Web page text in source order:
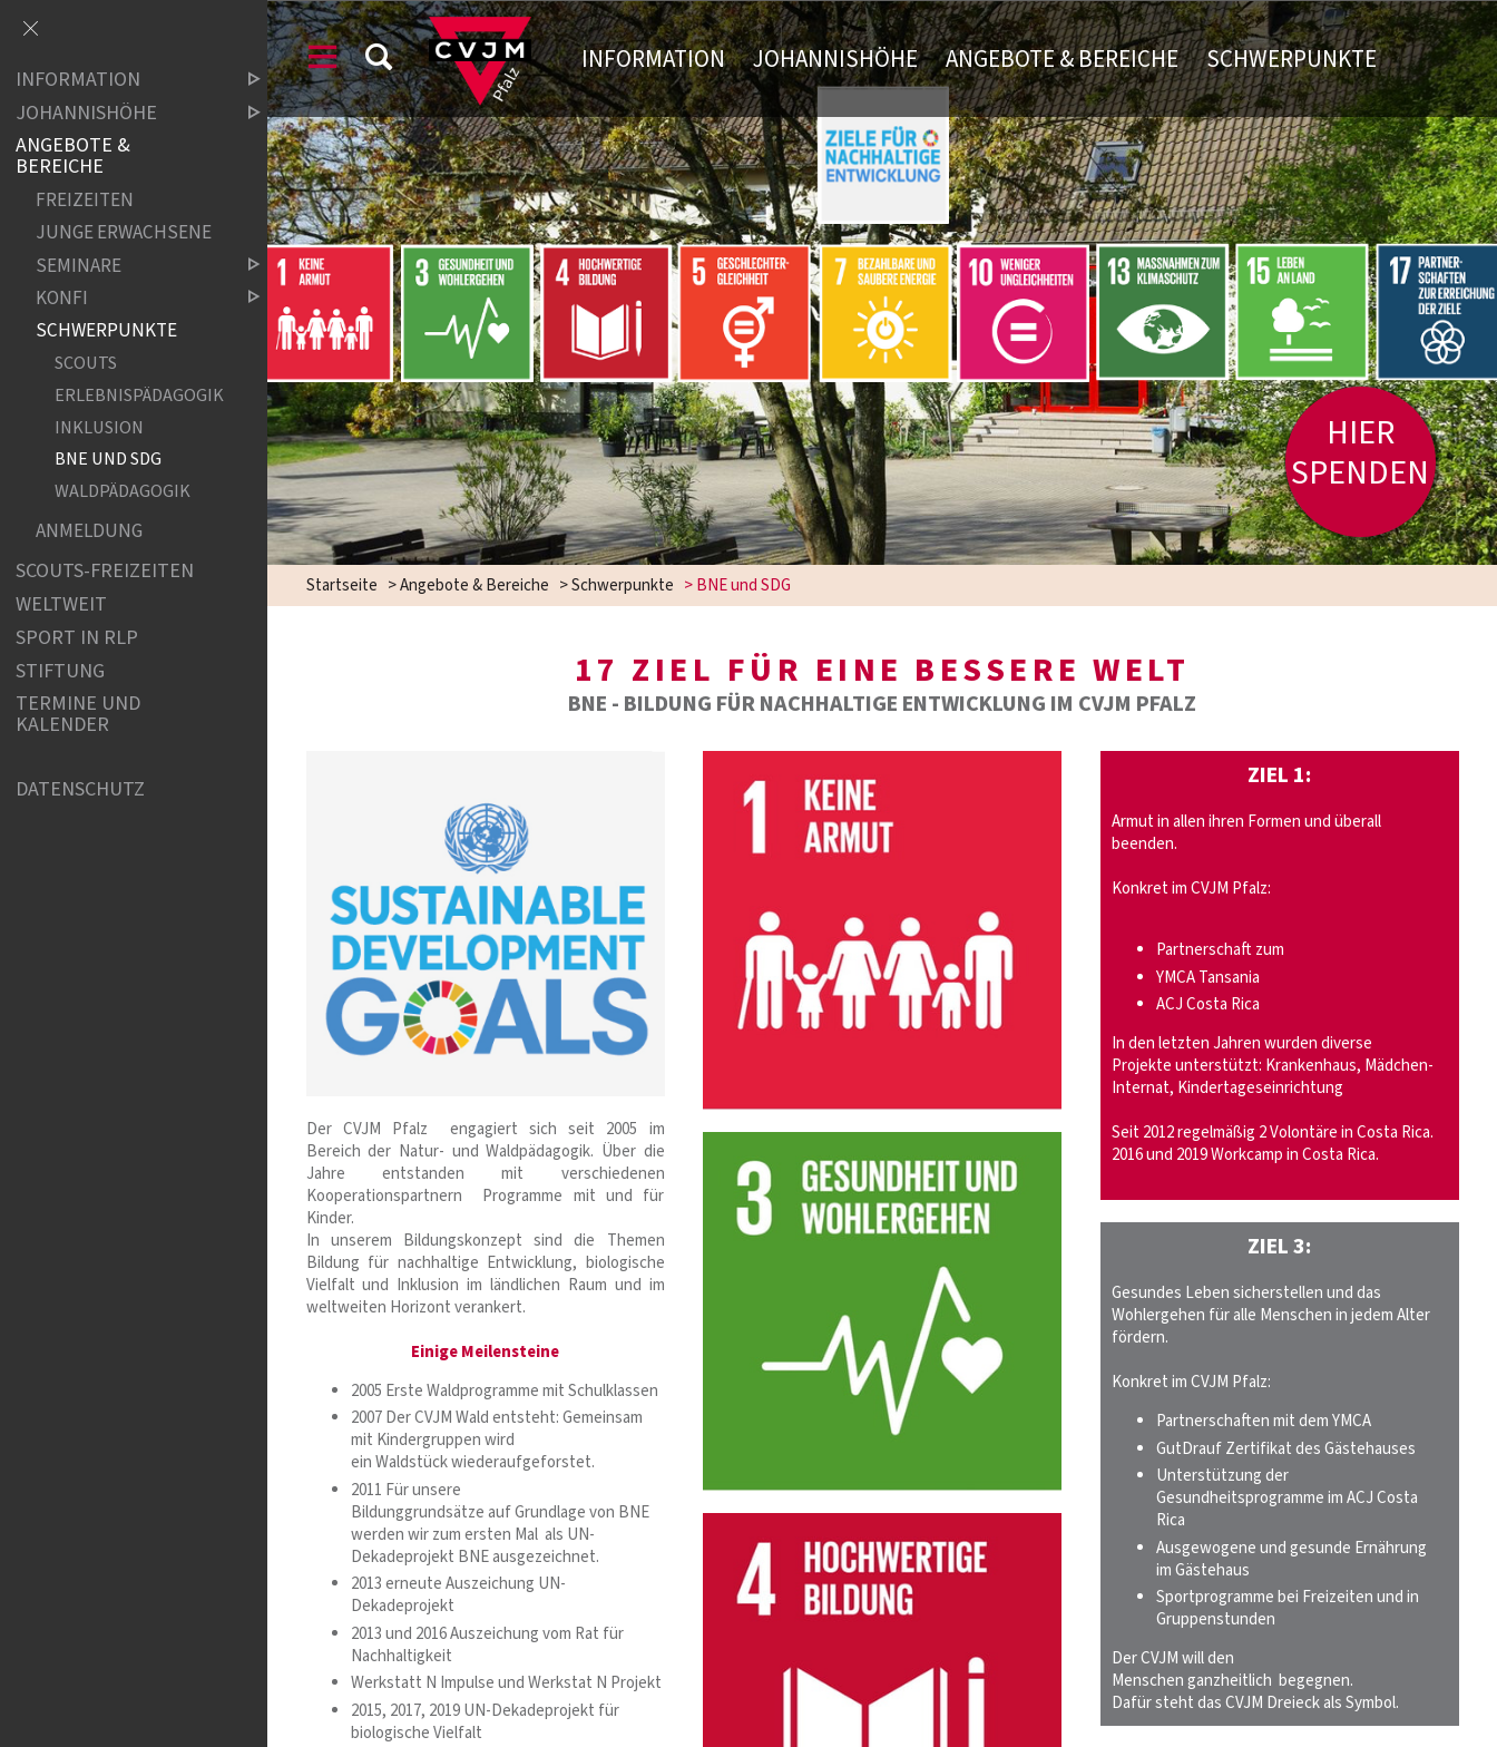
INFORMATION JOHANNISHÖHE ANGEBOTE & BEREICHE SCHWERPUNKTE
HIER
SPENDEN
Startseite >Angebote & Bereiche >Schwerpunkte >BNE und SDG
17 ZIEL FÜR EINE BESSERE WELT
BNE - BILDUNG FÜR NACHHALTIGE ENTWICKLUNG IM CVJM PFALZ
Der CVJM Pfalz engagiert sich seit 2005 im
Bereich der Natur- und Waldpädagogik. Über die
Jahre entstanden mit verschiedenen
Kooperationspartnern Programme mit und für
Kinder.
In unserem Bildungskonzept sind die Themen
Bildung für nachhaltige Entwicklung, biologische
Vielfalt und Inklusion im ländlichen Raum und im
weltweiten Horizont verankert.
Einige Meilensteine
2005 Erste Waldprogramme mit Schulklassen
2007 Der CVJM Wald entsteht: Gemeinsam
mit Kindergruppen wird
ein Waldstück wiederaufgeforstet.
2011 Für unsere
Bildunggrundsätze auf Grundlage von BNE
werden wir zum ersten Mal als UN-
Dekadeprojekt BNE ausgezeichnet.
2013 erneute Auszeichung UN-
Dekadeprojekt
2013 und 2016 Auszeichung vom Rat für
Nachhaltigkeit
Werkstatt N Impulse und Werkstat N Projekt
2015, 2017, 2019 UN-Dekadeprojekt für
biologische Vielfalt
ZIEL 1:
Armut in allen ihren Formen und überall
beenden.
Konkret im CVJM Pfalz:
Partnerschaft zum
YMCA Tansania
ACJ Costa Rica
In den letzten Jahren wurden diverse
Projekte unterstützt: Krankenhaus, Mädchen-
Internat, Kindertageseinrichtung
Seit 2012 regelmäßig 2 Volontäre in Costa Rica.
2016 und 2019 Workcamp in Costa Rica.
ZIEL 3:
Gesundes Leben sicherstellen und das
Wohlergehen für alle Menschen in jedem Alter
fördern.
Konkret im CVJM Pfalz:
Partnerschaften mit dem YMCA
GutDrauf Zertifikat des Gästehauses
Unterstützung der
Gesundheitsprogramme im ACJ Costa
Rica
Ausgewogene und gesunde Ernährung
im Gästehaus
Sportprogramme bei Freizeiten und in
Gruppenstunden
Der CVJM will den
Menschen ganzheitlich begegnen.
Dafür steht das CVJM Dreieck als Symbol.
INFORMATION
JOHANNISHÖHE
ANGEBOTE &
BEREICHE
FREIZEITEN
JUNGE ERWACHSENE
SEMINARE
KONFI
SCHWERPUNKTE
SCOUTS
ERLEBNISPÄDAGOGIK
INKLUSION
BNE UND SDG
WALDPÄDAGOGIK
ANMELDUNG
SCOUTS-FREIZEITEN
WELTWEIT
SPORT IN RLP
STIFTUNG
TERMINE UND
KALENDER
DATENSCHUTZ